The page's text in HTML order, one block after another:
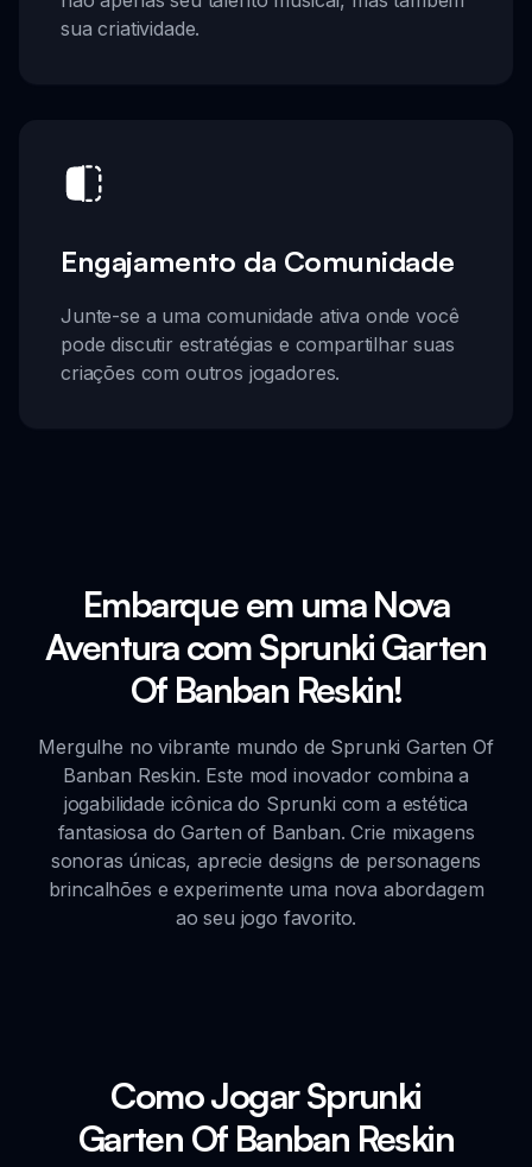
sua criatividade.
Engajamento da Comunidade
Junte-se a uma comunidade ativa onde você
pode discutir estratégias e compartilhar suas
criações com outros jogadores.
Embarque em uma Nova
Aventura com Sprunki Garten
Of Banban Reskin!
Mergulhe no vibrante mundo de Sprunki Garten Of
Banban Reskin. Este mod inovador combina a
jogabilidade icônica do Sprunki com a estética
fantasiosa do Garten of Banban. Crie mixagens
sonoras únicas, aprecie designs de personagens
brincalhões e experimente uma nova abordagem
ao seu jogo favorito.
Como Jogar Sprunki
Garten Of Banban Reskin